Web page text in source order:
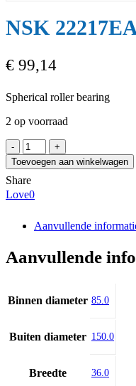
NSK
€ 99,14
Spherical roller bearing
2 op voorraad
NSK
22217EAKE4
aantal
Toevoegen aan winkelwagen
Share
Love0
Aanvullende
Aanvullende
Binnen diameter 85.0
Buiten diameter 150.0
Breedte 36.0